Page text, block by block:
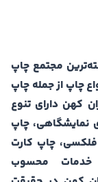
مجتمع چاپ
چاپ از جمله چاپ
کهن دارای تنوع
نمایشگاهی، چاپ
چاپ کارت
خدمات محسوب